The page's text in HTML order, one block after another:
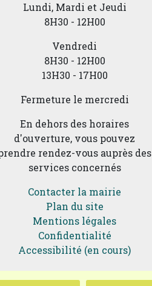
Lundi, Mardi et Jeudi
8H30 - 12H00
Vendredi
8H30 - 12H00
13H30 - 17H00
Fermeture le mercredi
En dehors des horaires
d'ouverture, vous pouvez
rendez-vous auprès des
services concernés
Contacter la mairie
Plan du site
Mentions légales
Confidentialité
Accessibilité (en cours)